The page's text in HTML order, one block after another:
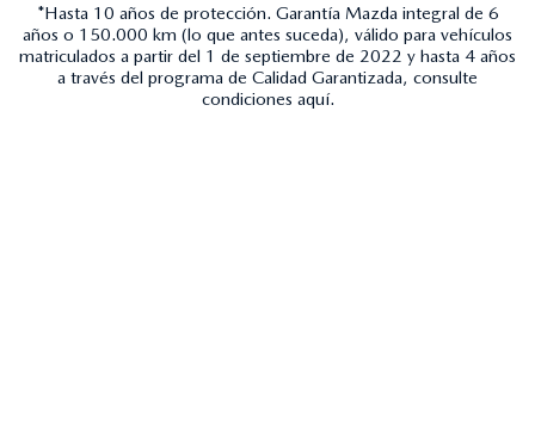
*Hasta 10 años de protección. Garantía Mazda integral de 6
años o 150.000 km (lo que antes suceda), válido para vehículos
matriculados a partir del 1 de septiembre de 2022 y hasta 4 años
a través del programa de Calidad Garantizada, consulte
condiciones aquí.